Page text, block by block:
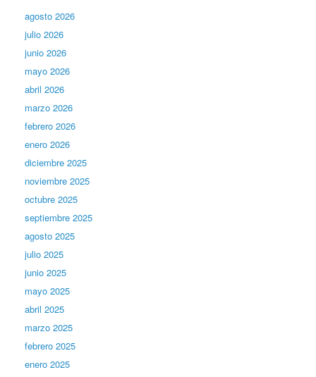
agosto 2026
julio 2026
junio 2026
mayo 2026
abril 2026
marzo 2026
febrero 2026
enero 2026
diciembre 2025
noviembre 2025
octubre 2025
septiembre 2025
agosto 2025
julio 2025
junio 2025
mayo 2025
abril 2025
marzo 2025
febrero 2025
enero 2025